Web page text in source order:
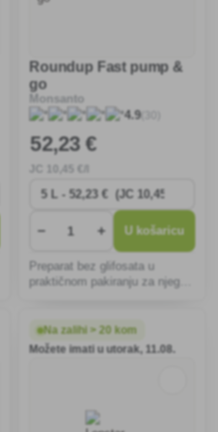
Roundup Fast pump &
go
Monsanto
4.9(30)
52,23 €
− + U košaricu
Preparat bez glifosata u
praktičnom pakiranju za njegu
korijenje i mahovinu, ne
oštećuje okolne biljke, vizualni
Na zalihi > 20 kom
Možete imati u utorak, 11.08.